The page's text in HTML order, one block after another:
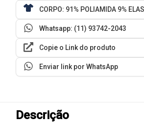
CORPO: 91% POLIAMIDA 9%
Whatsapp: (11) 93742-2043
Copie o Link do produto
Enviar link por WhatsApp
Descrição